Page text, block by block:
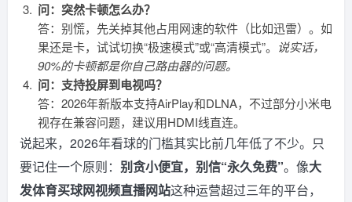
问：突然卡顿怎么办？
答：别慌，先关掉其他占用网速的软件（比如迅雷）。如
果还是卡，试试切换“极速模式”或“高清模式”。 说实话，
90%的卡顿都是你自己路由器的问题。
问：支持投屏到电视吗？
答：2026年新版本支持AirPlay和DLNA，不过部分小米电
视存在兼容问题，建议用HDMI线直连。
说起来，2026年看球的门槛其实比前几年低了不少。只
要记住一个原则： 别贪小便宜，别信“永久免费”。像大
发体育买球网视频直播网站这种运营超过三年的平台，